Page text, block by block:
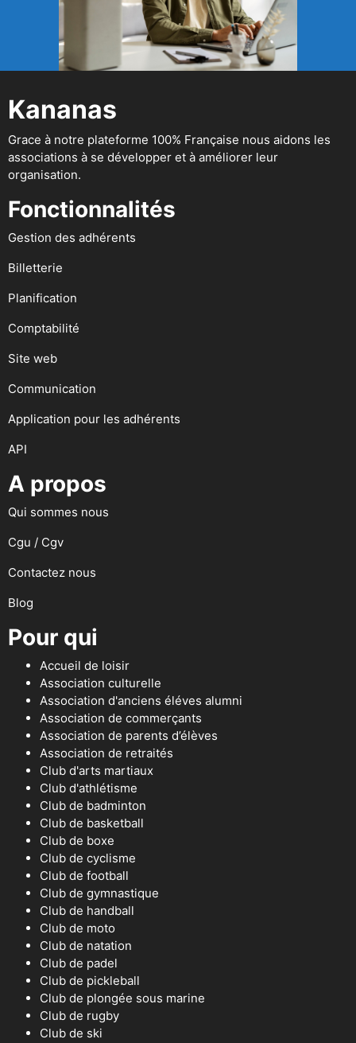
Kananas
Grace à notre plateforme 100% Française nous aidons les
associations à se développer et à améliorer leur
organisation.
Fonctionnalités
Gestion des adhérents
Billetterie
Planification
Comptabilité
Site web
Communication
Application pour les adhérents
API
A propos
Qui sommes nous
Cgu / Cgv
Contactez nous
Blog
Pour qui
Accueil de loisir
Association culturelle
Association d'anciens éléves alumni
Association de commerçants
Association de parents d’élèves
Association de retraités
Club d'arts martiaux
Club d'athlétisme
Club de badminton
Club de basketball
Club de boxe
Club de cyclisme
Club de football
Club de gymnastique
Club de handball
Club de moto
Club de natation
Club de padel
Club de pickleball
Club de plongée sous marine
Club de rugby
Club de ski